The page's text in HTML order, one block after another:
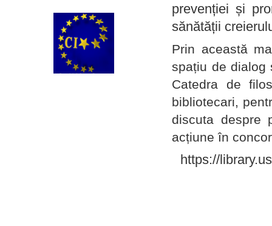
prevenției și
sănătății
Prin această
spațiu de dialog
Catedra de
bibliotecari,
discuta despre
acțiune în
https://